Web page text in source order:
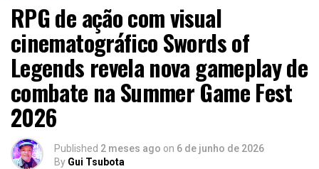
RPG de ação com visual
cinematográfico Swords of
Legends revela nova gameplay de
combate na Summer Game Fest
2026
Published 2 meses ago on 6 de junho de 2026
By Gui Tsubota